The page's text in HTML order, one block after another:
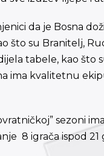
da je Bosna
što su Branitelj,
tabele, kao što
ima kvalitetnu
sezoni
8 igrača ispod